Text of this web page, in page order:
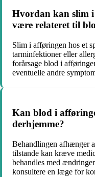
Hvordan kan slim
være relateret til
Slim i afføringen hos et
tarminfektioner eller
forårsage blod i
eventuelle andre
Kan blod i
derhjemme?
Behandlingen afhænger
tilstande kan kræve
behandles med
konsultere en læge for